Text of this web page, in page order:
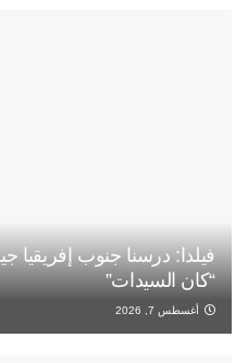
فيلدا: درسنا جنوب إفريقيا
“كان السيدات”
أغسطس 7, 2026